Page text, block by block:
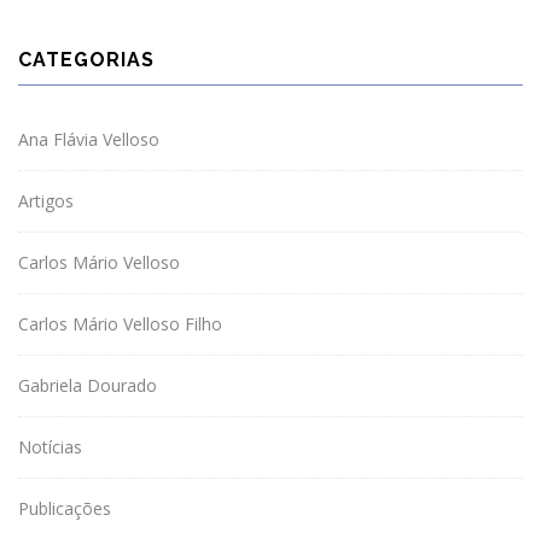
CATEGORIAS
Ana Flávia Velloso
Artigos
Carlos Mário Velloso
Carlos Mário Velloso Filho
Gabriela Dourado
Notícias
Publicações